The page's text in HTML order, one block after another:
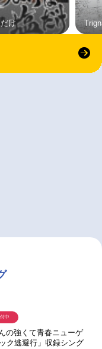
け
の強くて青春ニューゲ
ク逃避行」収録シング
中